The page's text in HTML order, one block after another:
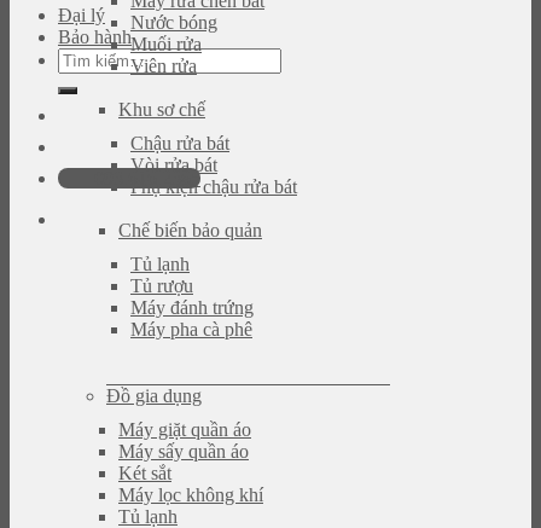
Đại lý
Bảo hành
Tìm
kiếm:
093.616.2365
Nước bóng
Muối rửa
Viên rửa
Khu sơ chế
Chậu rửa bát
Vòi rửa bát
Phụ kiện chậu rửa bát
Chế biến bảo quản
Tủ lạnh
Tủ rượu
Máy đánh trứng
Máy pha cà phê
Đồ gia dụng
Máy giặt quần áo
Máy sấy quần áo
Két sắt
Máy lọc không khí
Tủ lạnh